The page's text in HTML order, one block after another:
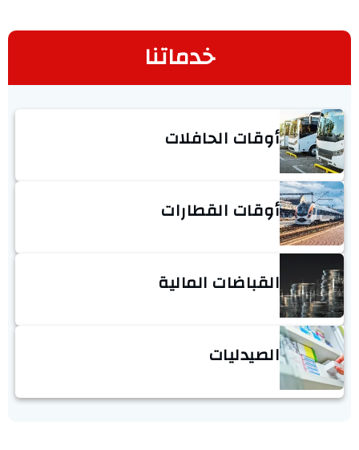
خدماتنا
أوقات الحافلات
أوقات القطارات
القباضات المالية
الصيدليات